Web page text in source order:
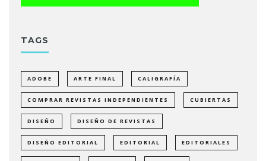
TAGS
ADOBE ARTE FINAL CALIGRAFÍA
COMPRAR REVISTAS INDEPENDIENTES CUBIERTAS
DISEÑO DISEÑO DE REVISTAS
DISEÑO EDITORIAL EDITORIAL EDITORIALES